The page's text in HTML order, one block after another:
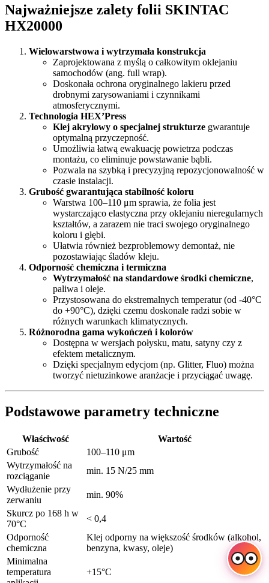
Najważniejsze zalety folii SKINTAC
HX20000
Wielowarstwowa i wytrzymała konstrukcja
Zaprojektowana z myślą o całkowitym oklejaniu
samochodów (ang. full wrap).
Doskonała ochrona oryginalnego lakieru przed
drobnymi zarysowaniami i czynnikami
atmosferycznymi.
Technologia HEX’Press
Klej akrylowy o specjalnej strukturze gwarantuje
optymalną przyczepność.
Umożliwia łatwą ewakuację powietrza podczas
montażu, co eliminuje powstawanie bąbli.
Pozwala na szybką i precyzyjną repozycjonowalność w
czasie instalacji.
Grubość gwarantująca stabilność koloru
Warstwa 100–110 μm sprawia, że folia jest
wystarczająco elastyczna przy oklejaniu nieregularnych
kształtów, a zarazem nie traci swojego oryginalnego
koloru i głębi.
Ułatwia również bezproblemowy demontaż, nie
pozostawiając śladów kleju.
Odporność chemiczna i termiczna
Wytrzymałość na standardowe środki chemiczne,
paliwa i oleje.
Przystosowana do ekstremalnych temperatur (od -40°C
do +90°C), dzięki czemu doskonale radzi sobie w
różnych warunkach klimatycznych.
Różnorodna gama wykończeń i kolorów
Dostępna w wersjach połysku, matu, satyny czy z
efektem metalicznym.
Dzięki specjalnym edycjom (np. Glitter, Fluo) można
tworzyć nietuzinkowe aranżacje i przyciągać uwagę.
Podstawowe parametry techniczne
Właściwość
Wartość
Grubość
100–110 μm
Wytrzymałość na
rozciąganie
min. 15 N/25 mm
Wydłużenie przy
zerwaniu
min. 90%
Skurcz po 168 h w
70°C
< 0,4
Odporność
chemiczna
Klej odporny na większość środków (alkohol,
benzyna, kwasy, oleje)
Minimalna
temperatura
+15°C